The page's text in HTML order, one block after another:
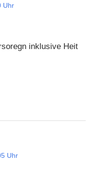
Uhr
inklusive Heit
Uhr